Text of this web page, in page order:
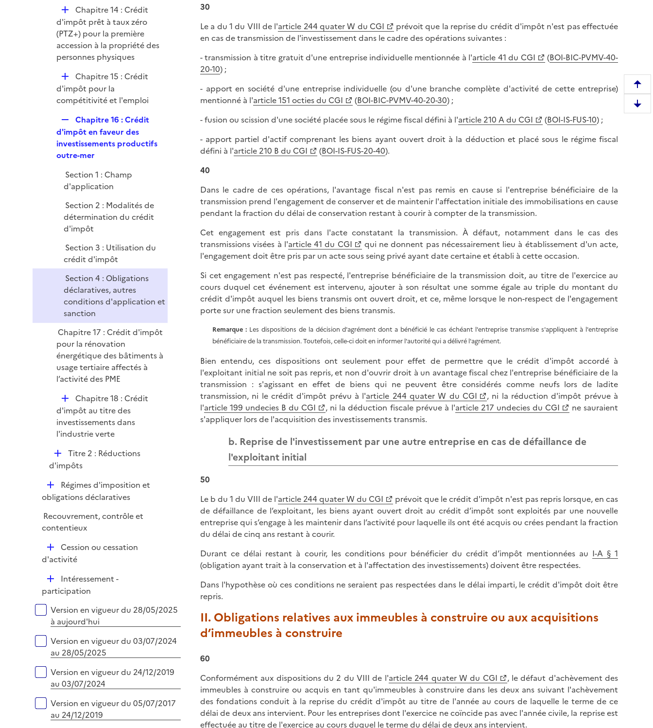
i
e
r
D
é
p
l
i
Chapitre 14 : Crédit
d'impôt prêt à taux zéro
(PTZ+) pour la première
accession à la propriété des
personnes physiques
D
é
p
e
r
Chapitre 15 : Crédit
d'impôt pour la
compétitivité et l'emploi
e
p
l
e
r
Chapitre 16 : Crédit
d'impôt en faveur des
investissements productifs
outre-mer
Section 1 : Champ
d'application
Section 2 : Modalités de
détermination du crédit
d'impôt
Section 3 : Utilisation du
crédit d'impôt
Section 4 : Obligations
déclaratives, autres
conditions d'application et
sanction
Chapitre 17 : Crédit d'impôt
pour la rénovation
énergétique des bâtiments à
usage tertiaire affectés à
l’activité des PME
D
é
p
l
e
r
Chapitre 18 : Crédit
d'impôt au titre des
investissements dans
l'industrie verte
D
é
l
i
r
Titre 2 : Réductions
d'impôts
D
é
l
i
Régimes d'imposition et
obligations déclaratives
Recouvrement, contrôle et
contentieux
D
é
i
e
r
Cession ou cessation
d'activité
D
é
l
i
e
Intéressement -
participation
Versions sur la période
Version en vigueur du 28/05/2025
à aujourd'hui
Version en vigueur du 03/07/2024
au 28/05/2025
Version en vigueur du 24/12/2019
au 03/07/2024
Version en vigueur du 05/07/2017
au 24/12/2019
30
Le a du 1 du VIII de l'article 244 quater W du CGI
prévoit que la reprise du crédit d'impôt n'est pas effectuée
en cas de transmission de l'investissement dans le cadre des opérations suivantes :
- transmission à titre gratuit d'une entreprise individuelle mentionnée à l'article 41 du CGI (BOI-BIC-PVMV-40-
20-10) ;
- apport en société d'une entreprise individuelle (ou d'une branche complète d'activité de cette entreprise)
mentionné à l'article 151 octies du CGI (BOI-BIC-PVMV-40-20-30) ;
- fusion ou scission d'une société placée sous le régime fiscal défini à l'article 210 A du CGI (BOI-IS-FUS-10) ;
- apport partiel d'actif comprenant les biens ayant ouvert droit à la déduction et placé sous le régime fiscal
défini à l'article 210 B du CGI (BOI-IS-FUS-20-40).
40
Dans le cadre de ces opérations, l'avantage fiscal n'est pas remis en cause si l'entreprise bénéficiaire de la
transmission prend l'engagement de conserver et de maintenir l'affectation initiale des immobilisations en cause
pendant la fraction du délai de conservation restant à courir à compter de la transmission.
Cet engagement est pris dans l'acte constatant la transmission. À défaut, notamment dans le cas des
transmissions visées à l'article 41 du CGI
qui ne donnent pas nécessairement lieu à établissement d'un acte,
l'engagement doit être pris par un acte sous seing privé ayant date certaine et établi à cette occasion.
Si cet engagement n'est pas respecté, l'entreprise bénéficiaire de la transmission doit, au titre de l'exercice au
cours duquel cet événement est intervenu, ajouter à son résultat une somme égale au triple du montant du
crédit d'impôt auquel les biens transmis ont ouvert droit, et ce, même lorsque le non-respect de l'engagement
porte sur une fraction seulement des biens transmis.
Remarque : Les dispositions de la décision d'agrément dont a bénéficié le cas échéant l'entreprise transmise s'appliquent à l'entreprise
bénéficiaire de la transmission. Toutefois, celle-ci doit en informer l'autorité qui a délivré l'agrément.
Bien entendu, ces dispositions ont seulement pour effet de permettre que le crédit d'impôt accordé à
l'exploitant initial ne soit pas repris, et non d'ouvrir droit à un avantage fiscal chez l'entreprise bénéficiaire de la
transmission : s'agissant en effet de biens qui ne peuvent être considérés comme neufs lors de ladite
transmission, ni le crédit d'impôt prévu à l'article 244 quater W du CGI
, ni la réduction d'impôt prévue à
l'article 199 undecies B du CGI , ni la déduction fiscale prévue à l'article 217 undecies du CGI
ne sauraient
s'appliquer lors de l'acquisition des investissements transmis.
b. Reprise de l'investissement par une autre entreprise en cas de défaillance de
l'exploitant initial
50
Le b du 1 du VIII de l'article 244 quater W du CGI
prévoit que le crédit d'impôt n'est pas repris lorsque, en cas
de défaillance de l’exploitant, les biens ayant ouvert droit au crédit d’impôt sont exploités par une nouvelle
entreprise qui s’engage à les maintenir dans l’activité pour laquelle ils ont été acquis ou crées pendant la fraction
du délai de cinq ans restant à courir.
Durant ce délai restant à courir, les conditions pour bénéficier du crédit d’impôt mentionnées au I-A § 1
(obligation ayant trait à la conservation et à l'affectation des investissements) doivent être respectées.
Dans l'hypothèse où ces conditions ne seraient pas respectées dans le délai imparti, le crédit d'impôt doit être
repris.
II. Obligations relatives aux immeubles à construire ou aux acquisitions
d’immeubles à construire
60
Conformément aux dispositions du 2 du VIII de l'article 244 quater W du CGI
, le défaut d'achèvement des
immeubles à construire ou acquis en tant qu'immeubles à construire dans les deux ans suivant l'achèvement
des fondations conduit à la reprise du crédit d'impôt au titre de l'année au cours de laquelle le terme de ce
délai de deux ans intervient. Pour les entreprises dont l'exercice ne coïncide pas avec l'année civile, la reprise est
effectuée au titre de l'exercice au cours duquel le terme du délai de deux ans intervient.
e
m
D